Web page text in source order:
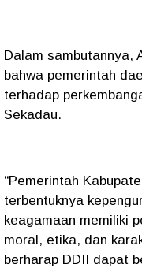
Dalam sambutannya,
bahwa pemerintah
terhadap
Sekadau.
“Pemerintah
terbentuknya
keagamaan memiliki
moral, etika, dan
berharap DDII dapat